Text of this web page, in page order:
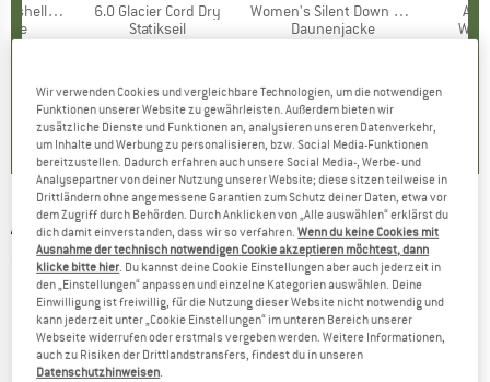
Jacket
Preis
43,98 €
)
Artikel
6.0 Glacier Cord Dry
Produktgruppe
Statikseil
5,0(1)
Artikel
Women's Silent Down Jacket
Produktgruppe
Daunenjacke
4,8(6)
ATOMIC -Four HD 2-1 - Skibrille
(0)
Wir verwenden Cookies und vergleichbare Technologien, um die notwendigen
Funktionen unserer Website zu gewährleisten. Außerdem bieten wir
zusätzliche Dienste und Funktionen an, analysieren unseren Datenverkehr,
um Inhalte und Werbung zu personalisieren, bzw. Social Media-Funktionen
bereitzustellen. Dadurch erfahren auch unsere Social Media-, Werbe- und
Analysepartner von deiner Nutzung unserer Website; diese sitzen teilweise in
Drittländern ohne angemessene Garantien zum Schutz deiner Daten, etwa vor
dem Zugriff durch Behörden. Durch Anklicken von „Alle auswählen“ erklärst du
dich damit einverstanden, dass wir so verfahren.Wenn du keine Cookies mit
Ausnahme der technisch notwendigen Cookie akzeptieren möchtest, dann
klicke bitte hier. Du kannst deine Cookie Einstellungen aber auch jederzeit in
den „Einstellungen“ anpassen und einzelne Kategorien auswählen. Deine
Einwilligung ist freiwillig, für die Nutzung dieser Website nicht notwendig und
kann jederzeit unter „Cookie Einstellungen“ im unteren Bereich unserer
Webseite widerrufen oder erstmals vergeben werden. Weitere Informationen,
auch zu Risiken der Drittlandstransfers, findest du in unseren
Datenschutzhinweisen.